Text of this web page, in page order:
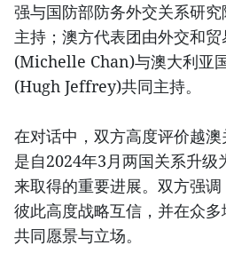
强与国防部防务外交关系研
主持；澳方代表团由外交和
(Michelle Chan)与澳大利亚
(Hugh Jeffrey)共同主持。
在对话中，双方高度评价越
是自2024年3月两国关系升级
来取得的重要进展。双方强
彼此高度战略互信，并在众
共同愿景与立场。